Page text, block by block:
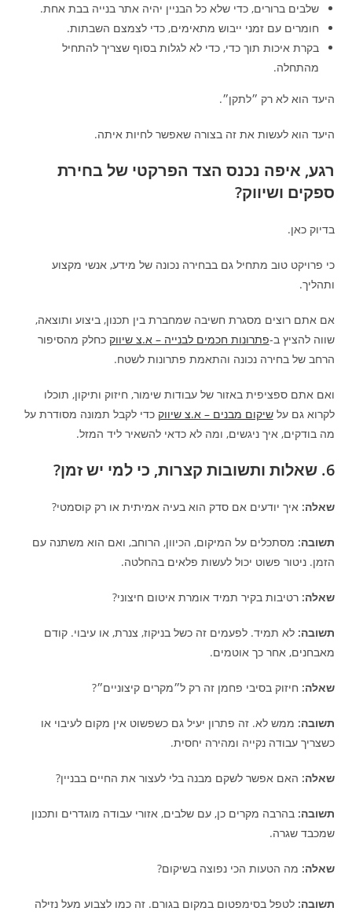
שלבים ברורים, כדי שלא כל הבניין יהיה אתר בנייה בבת אחת.
חומרים עם זמני ייבוש מתאימים, כדי לצמצם השבתות.
בקרת איכות תוך כדי, כדי לא לגלות בסוף שצריך להתחיל
מהתחלה.
היעד הוא לא רק ״לתקן״.
היעד הוא לעשות את זה בצורה שאפשר לחיות איתה.
רגע, איפה נכנס הצד הפרקטי של בחירת
ספקים ושיווק?
בדיוק כאן.
כי פרויקט טוב מתחיל גם בבחירה נכונה של מידע, אנשי מקצוע
ותהליך.
אם אתם רוצים מסגרת חשיבה שמחברת בין תכנון, ביצוע ותוצאה,
שווה להציץ ב-פתרונות חכמים לבנייה – א.צ שיווק כחלק מהסיפור
הרחב של בחירה נכונה והתאמת פתרונות לשטח.
ואם אתם ספציפית באזור של עבודות שימור, חיזוק ותיקון, תוכלו
לקרוא גם עלשיקום מבנים – א.צ שיווק כדי לקבל תמונה מסודרת על
מה בודקים, איך ניגשים, ומה לא כדאי להשאיר ליד המזל.
6. שאלות ותשובות קצרות, כי למי יש זמן?
שאלה: איך יודעים אם סדק הוא בעיה אמיתית או רק קוסמטי?
תשובה: מסתכלים על המיקום, הכיוון, הרוחב, ואם הוא משתנה עם
הזמן. ניטור פשוט יכול לעשות פלאים בהחלטה.
שאלה: רטיבות בקיר תמיד אומרת איטום חיצוני?
תשובה: לא תמיד. לפעמים זה כשל בניקוז, צנרת, או עיבוי. קודם
מאבחנים, אחר כך אוטמים.
שאלה: חיזוק בסיבי פחמן זה רק ל״מקרים קיצוניים״?
תשובה: ממש לא. זה פתרון יעיל גם כשפשוט אין מקום לעיבוי או
כשצריך עבודה נקייה ומהירה יחסית.
שאלה: האם אפשר לשקם מבנה בלי לעצור את החיים בבניין?
תשובה: בהרבה מקרים כן, עם שלבים, אזורי עבודה מוגדרים ותכנון
שמכבד שגרה.
שאלה: מה הטעות הכי נפוצה בשיקום?
תשובה: לטפל בסימפטום במקום בגורם. זה כמו לצבוע מעל נזילה